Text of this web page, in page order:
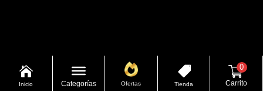

Inicio Categorías Ofertas

Tienda
0
Carrito